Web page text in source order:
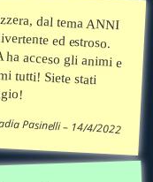
ha acceso gli animi e creato un ambiente strepitoso. Bravissimi tutti! Siete stati
Pasinelli – 14/4/2022